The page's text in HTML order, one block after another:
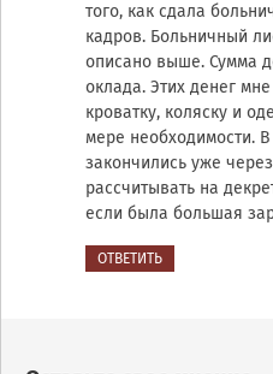
того, как сдала
кадров. Больничный
описано выше. Сумма
оклада. Этих денег
кроватку, коляску и
мере необходимости.
закончились уже
рассчитывать на
если была большая
ОТВЕТИТЬ